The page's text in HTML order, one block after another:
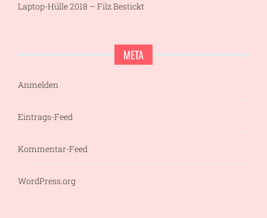
Laptop-Hülle 2018 – Filz Bestickt
META
Anmelden
Eintrags-Feed
Kommentar-Feed
WordPress.org